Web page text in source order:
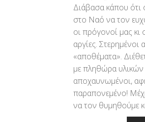
Διάβασα κάπου ότι
στο Ναό να τον
οι πρόγονοί μας κι
αργίες.
«αποθέματα».
με πληθώρα υλικών
αποχαυνωμένοι,
παραπονεμένο!
να τον θυμηθούμε